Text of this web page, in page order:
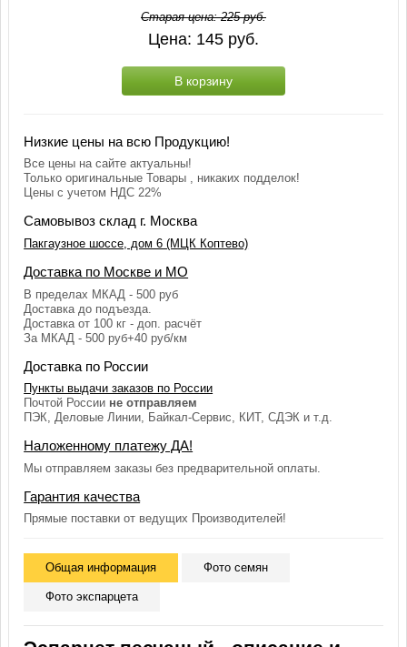
Старая цена:225руб.
Цена: 145 руб.
В корзину
Низкие цены на всю Продукцию!
Все цены на сайте актуальны!
Только оригинальные Товары , никаких подделок!
Цены с учетом НДС 22%
Самовывоз склад г. Москва
Пакгаузное шоссе, дом 6 (МЦК Коптево)
Доставка по Москве и МО
В пределах МКАД - 500 руб
Доставка до подъезда.
Доставка от 100 кг - доп. расчёт
За МКАД - 500 руб+40 руб/км
Доставка по России
Пункты выдачи заказов по России
Почтой России не отправляем
ПЭК, Деловые Линии, Байкал-Сервис, КИТ, СДЭК и т.д.
Наложенному платежу ДА!
Мы отправляем заказы без предварительной оплаты.
Гарантия качества
Прямые поставки от ведущих Производителей!
Общая информация Фото семян
Фото экспарцета